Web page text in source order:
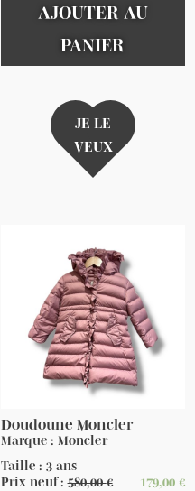
AJOUTER AU
PANIER
JE LE
VEUX
Doudoune Moncler
Marque : Moncler
Taille : 3 ans
Prix neuf :580,00€ 179,00 €